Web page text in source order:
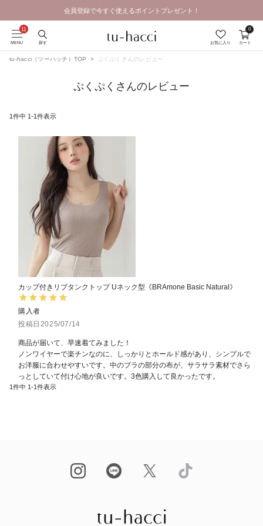
会員登録で今すぐ使えるポイントプレゼント！
MENU 探す お気に入り カート
0
tu-hacci（ツーハッチ）TOP ぷくぷくさんのレビュー
ぷくぷくさんのレビュー
1件中 1-1件表示
カップ付きリブタンクトップ Uネック型《BRAmone Basic Natural》
購入者
投稿日 2025/07/14
商品が届いて、早速着てみました！
ノンワイヤーで楽チンなのに、しっかりとホールド感があり、シンプルで
お洋服に合わせやすいです。中のブラの部分の布が、サラサラ素材でさら
っとしていて付け心地が良いです。3色購入して良かったです。
1件中 1-1件表示